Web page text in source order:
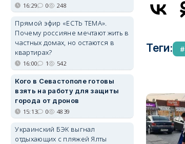
Теги:
16:29 0 248
Прямой эфир «ЕСТЬ ТЕМА».
Почему россияне мечтают жить в
частных домах, но остаются в
квартирах?
16:00 1 542
Кого в Севастополе готовы
взять на работу для защиты
города от дронов
15:13 0 4839
Украинский БЭК выгнал
отдыхающих с пляжей Ялты